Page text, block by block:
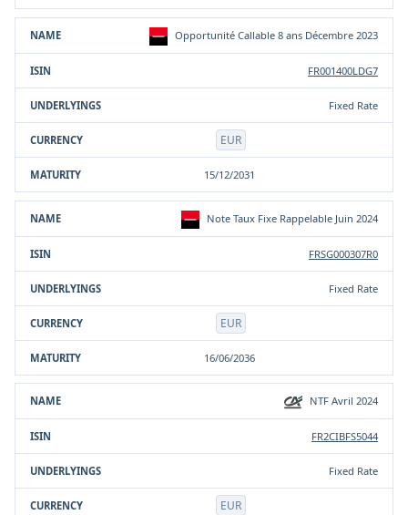
Opportunité Callable 8 ans Décembre 2023
FR001400LDG7
Fixed Rate
EUR
15/12/2031
Note Taux Fixe Rappelable Juin 2024
FRSG000307R0
Fixed Rate
EUR
16/06/2036
NTF Avril 2024
FR2CIBFS5044
Fixed Rate
EUR